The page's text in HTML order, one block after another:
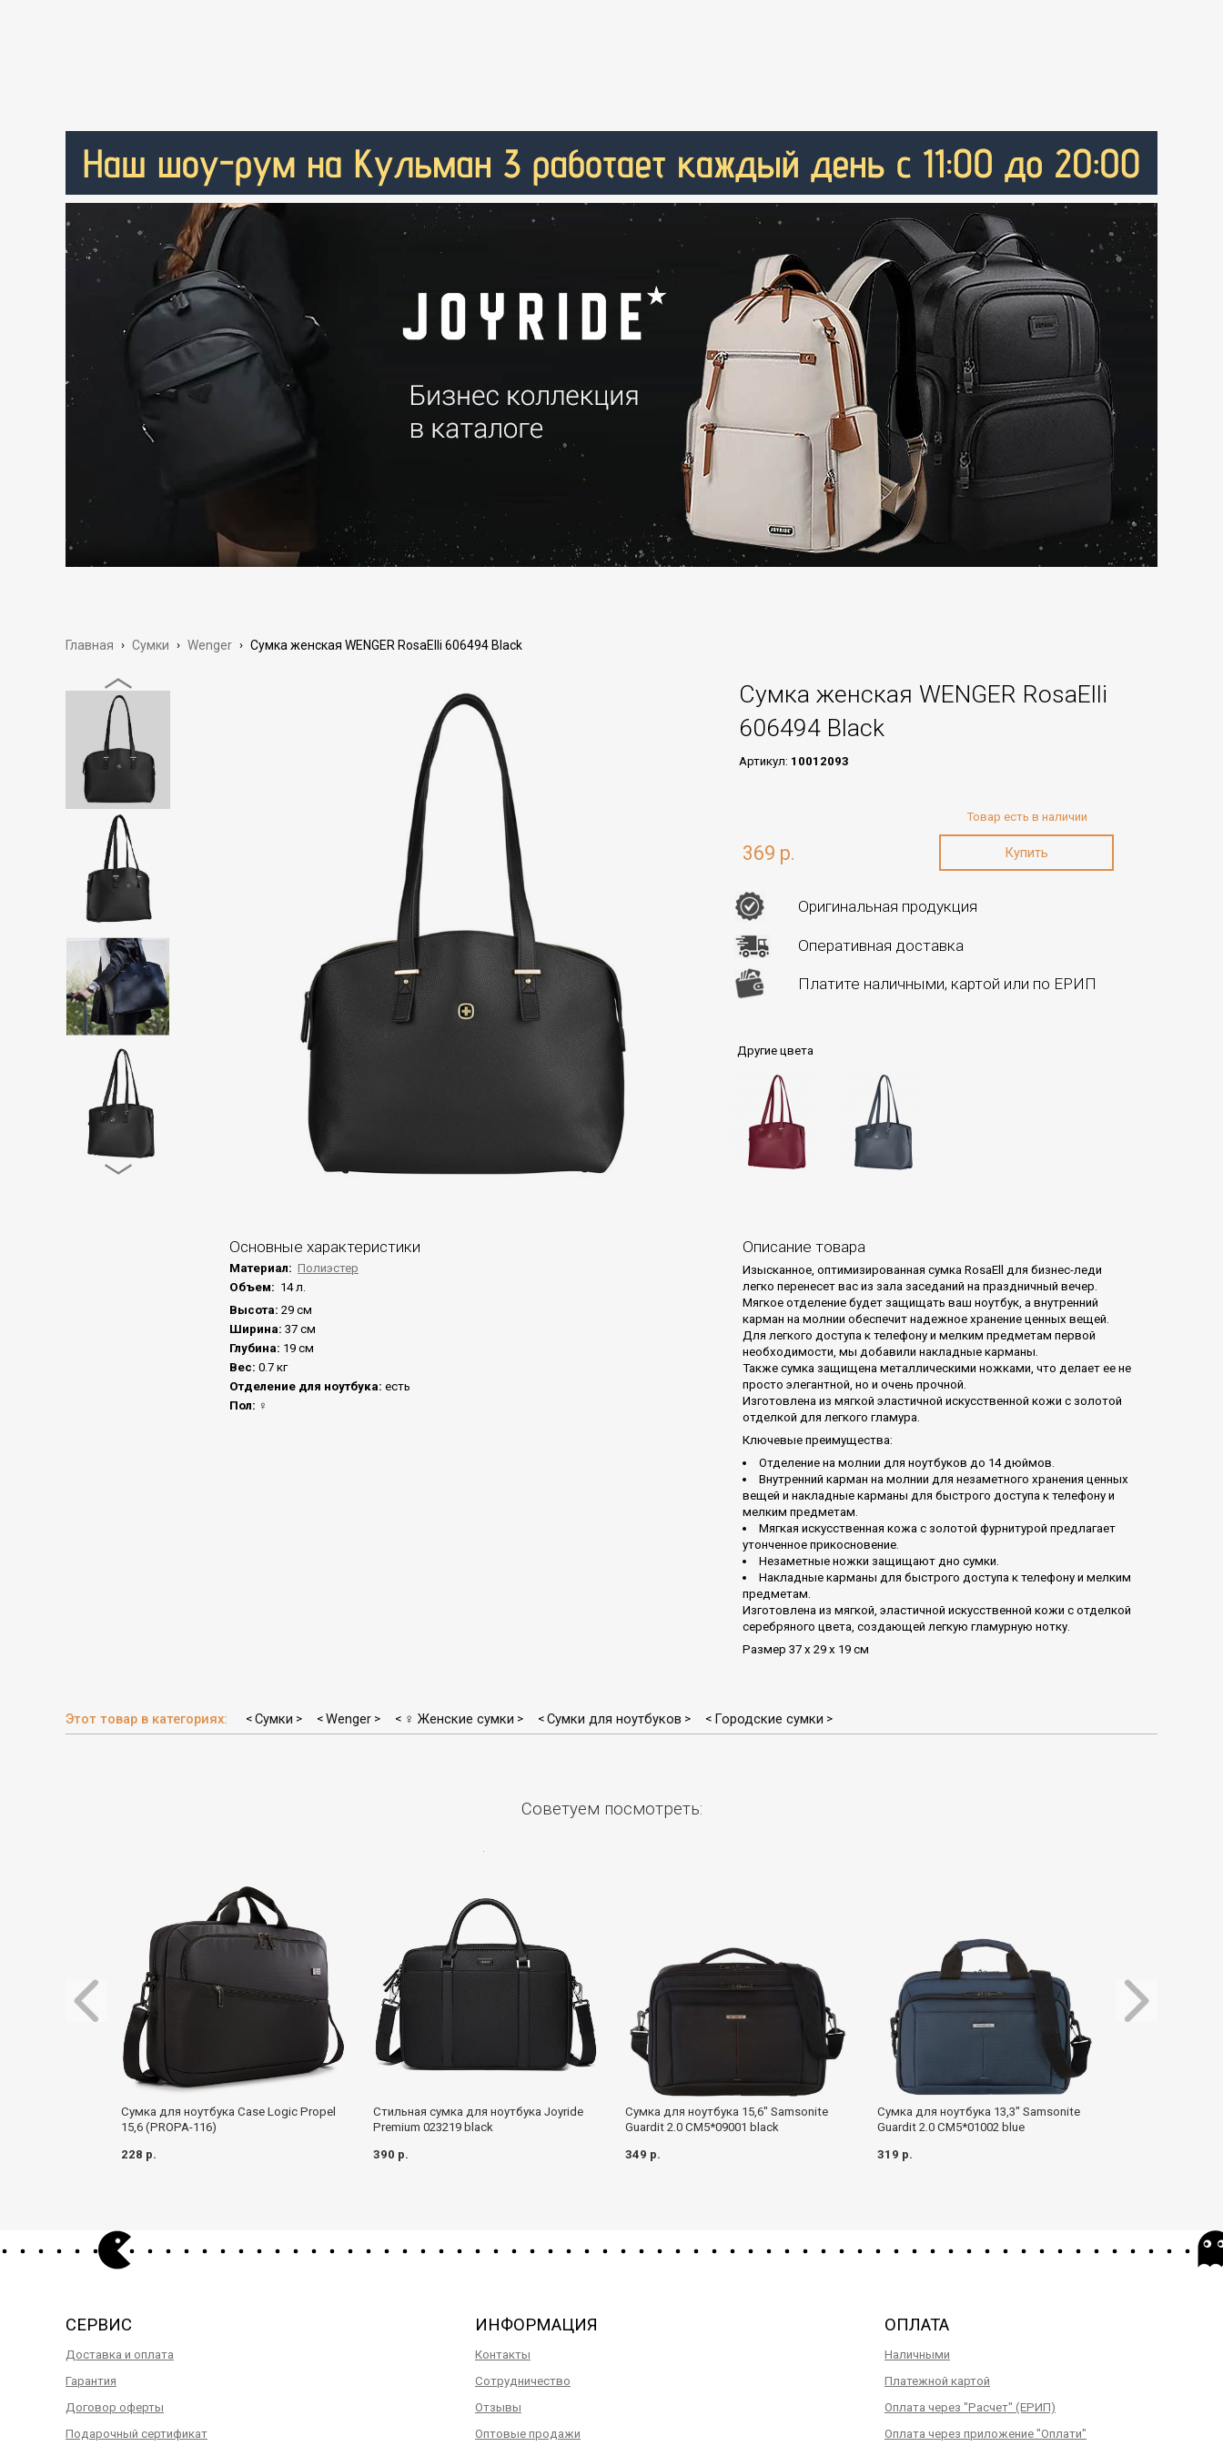
Главная › Сумки › Wenger › Сумка женская WENGER RosaElli 606494 Black
Сумка женская WENGER RosaElli
606494 Black
Артикул: 10012093
369 р.
Товар есть в наличии
Оригинальная продукция
Оперативная доставка
Платите наличными, картой или по ЕРИП
Другие цвета
Основные характеристики
Материал: Полиэстер
Объем: 14 л.
Высота: 29 см
Ширина: 37 см
Глубина: 19 см
Вес: 0.7 кг
Отделение для ноутбука: есть
Пол: ♀
Описание товара
Изысканное, оптимизированная сумка RosaEll для бизнес-леди
легко перенесет вас из зала заседаний на праздничный вечер.
Мягкое отделение будет защищать ваш ноутбук, а внутренний
карман на молнии обеспечит надежное хранение ценных вещей.
Для легкого доступа к телефону и мелким предметам первой
необходимости, мы добавили накладные карманы.
Также сумка защищена металлическими ножками, что делает ее не
просто элегантной, но и очень прочной.
Изготовлена из мягкой эластичной искусственной кожи с золотой
отделкой для легкого гламура.
Ключевые преимущества:
Отделение на молнии для ноутбуков до 14 дюймов.
Внутренний карман на молнии для незаметного хранения ценных
вещей и накладные карманы для быстрого доступа к телефону и
мелким предметам.
Мягкая искусственная кожа с золотой фурнитурой предлагает
утонченное прикосновение.
Незаметные ножки защищают дно сумки.
Накладные карманы для быстрого доступа к телефону и мелким
предметам.
Изготовлена из мягкой, эластичной искусственной кожи с отделкой
серебряного цвета, создающей легкую гламурную нотку.
Размер 37 х 29 х 19 см
Этот товар в категориях: < Сумки > < Wenger > < ♀ Женские сумки > < Сумки для ноутбуков > < Городские сумки >
Советуем посмотреть:
Сумка для ноутбука Case Logic Propel
15,6 (PROPA-116)
228 р.
Стильная сумка для ноутбука Joyride
Premium 023219 black
390 р.
Сумка для ноутбука 15,6" Samsonite
Guardit 2.0 CM5*09001 black
349 р.
Сумка для ноутбука 13,3" Samsonite
Guardit 2.0 CM5*01002 blue
319 р.
СЕРВИС
Доставка и оплата
Гарантия
Договор оферты
Подарочный сертификат
ИНФОРМАЦИЯ
Контакты
Сотрудничество
Отзывы
Оптовые продажи
ОПЛАТА
Наличными
Платежной картой
Оплата через "Расчет" (ЕРИП)
Оплата через приложение "Оплати"